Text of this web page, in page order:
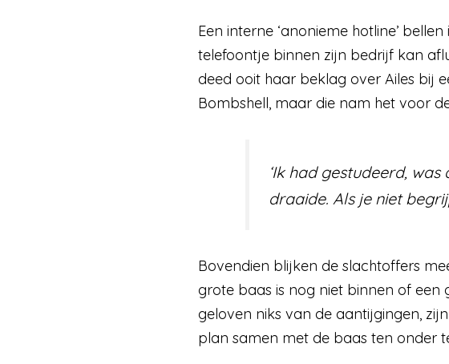
Een interne ‘anonieme hotline’
telefoontje binnen zijn bedrijf kan
deed ooit haar beklag over Ailes bij
Bombshell, maar die nam het voor
‘Ik had gestudeerd,
draaide. Als je niet
Bovendien blijken de slachtoffers
grote baas is nog niet binnen of een
geloven niks van de aantijgingen,
plan samen met de baas ten onder